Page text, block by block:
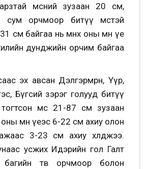
мөсний зузаан 20 см,
сум орчмоор битүү мөстэй
см байгаа нь өмнөх оны мөн үе
дунджийн орчим байгаа
эх авсан Дэлгэрмөрөн, Үүр,
Бүгсий зэрэг голууд битүү
тогтсон мөс 21-87 см зузаан
оны мөн үеэс 6-22 см ахиу олон
3-23 см ахиу хөлджээ.
усжих Идэрийн гол Галт
төв орчмоор болон